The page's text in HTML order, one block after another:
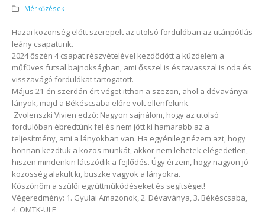
Mérkőzések
Hazai közönség előtt szerepelt az utolsó fordulóban az utánpótlás
leány csapatunk.
2024 őszén 4 csapat részvételével kezdődött a küzdelem a
műfüves futsal bajnokságban, ami ősszel is és tavasszal is oda és
visszavágó fordulókat tartogatott.
Május 21-én szerdán ért véget itthon a szezon, ahol a dévaványai
lányok, majd a Békéscsaba előre volt ellenfelünk.
Zvolenszki Vivien edző: Nagyon sajnálom, hogy az utolsó
fordulóban ébredtünk fel és nem jött ki hamarabb az a
teljesítmény, ami a lányokban van. Ha egyénileg nézem azt, hogy
honnan kezdtük a közös munkát, akkor nem lehetek elégedetlen,
hiszen mindenkin látszódik a fejlődés. Úgy érzem, hogy nagyon jó
közösség alakult ki, büszke vagyok a lányokra.
Köszönöm a szülői együttműködéseket és segítséget!
Végeredmény: 1. Gyulai Amazonok, 2. Dévaványa, 3. Békéscsaba,
4. OMTK-ULE